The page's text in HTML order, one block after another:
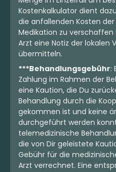
Kostenkalkulator dient
die anfallenden Kosten
Medikation zu
Arzt eine Notiz der lokalen
übermitteln.
***Behandlungsgebühr:
Zahlung im Rahmen der
eine Kaution, die Du
Behandlung durch die
gekommen ist und keine
durchgeführt werden
telemedizinische
die von Dir geleistete
Gebühr für die
Arzt verrechnet. Eine